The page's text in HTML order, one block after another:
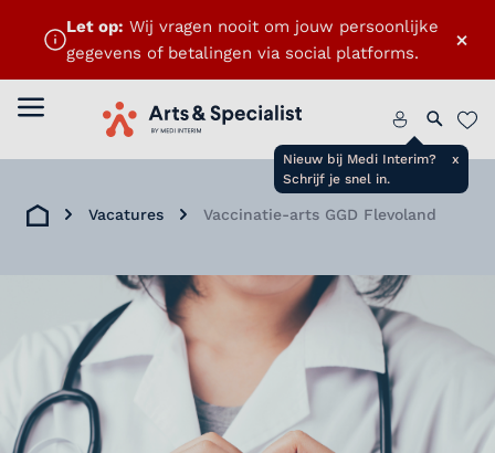
×
Let op: Wij vragen nooit om jouw persoonlijke
gegevens of betalingen via social platforms.
Menu openen
Home
Nieuw bij Medi Interim?
Schrijf je snel in.
x
Zoeken
Home
Vacatures Vaccinatie-arts GGD Flevoland